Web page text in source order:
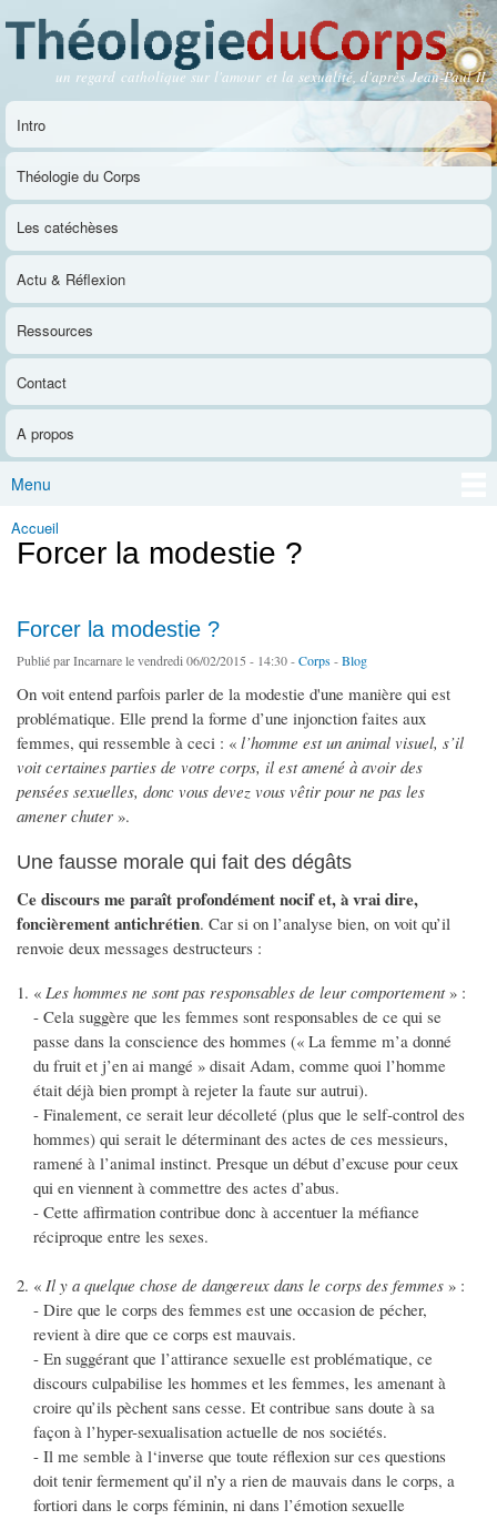
contenu
principal
Théologie du Corps
un regard catholique sur l'amour et la sexualité, d'après Jean-Paul II
Menu principal
Intro
Théologie du Corps
Les catéchèses
Actu & Réflexion
Ressources
Contact
A propos
Menu
Vous êtes ici
Accueil
Forcer la modestie ?
Forcer la modestie ?
Publié parIncarnarele vendredi 06/02/2015 - 14:30 -Corps -Blog
On voit entend parfois parler de la modestie d'une manière qui est
problématique. Elle prend la forme d’une injonction faites aux
femmes, qui ressemble à ceci : « l’homme est un animal visuel, s’il
voit certaines parties de votre corps, il est amené à avoir des
pensées sexuelles, donc vous devez vous vêtir pour ne pas les
amener chuter ».
Une fausse morale qui fait des dégâts
Ce discours me paraît profondément nocif et, à vrai dire,
foncièrement antichrétien. Car si on l’analyse bien, on voit qu’il
renvoie deux messages destructeurs :
« Les hommes ne sont pas responsables de leur comportement» :
- Cela suggère que les femmes sont responsables de ce qui se
passe dans la conscience des hommes (« La femme m’a donné
du fruit et j’en ai mangé » disait Adam, comme quoi l’homme
était déjà bien prompt à rejeter la faute sur autrui).
- Finalement, ce serait leur décolleté (plus que le self-control des
hommes) qui serait le déterminant des actes de ces messieurs,
ramené à l’animal instinct. Presque un début d’excuse pour ceux
qui en viennent à commettre des actes d’abus.
- Cette affirmation contribue donc à accentuer la méfiance
réciproque entre les sexes.
« Il y a quelque chose de dangereux dans le corps des femmes » :
- Dire que le corps des femmes est une occasion de pécher,
revient à dire que ce corps est mauvais.
- En suggérant que l’attirance sexuelle est problématique, ce
discours culpabilise les hommes et les femmes, les amenant à
croire qu’ils pèchent sans cesse. Et contribue sans doute à sa
façon à l’hyper-sexualisation actuelle de nos sociétés.
- Il me semble à l‘inverse que toute réflexion sur ces questions
doit tenir fermement qu’il n’y a rien de mauvais dans le corps, a
fortiori dans le corps féminin, ni dans l’émotion sexuelle